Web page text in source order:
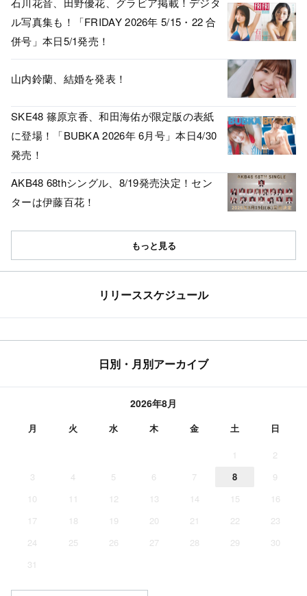
ル写真集も！「FRIDAY 2026年 5/15・22 合
併号」本日5/1発売！
山内鈴蘭、結婚を発表！
SKE48 篠原京香、和田海佑が限定版の表紙
に登場！「BUBKA 2026年 6月号」本日4/30
発売！
AKB48 68thシングル、8/19発売決定！セン
ターは伊藤百花！
もっと見る
リリーススケジュール
日別・月別アーカイブ
2026年8月
月 火 水 木 金 土 日
1
2
3
4 5 6 7 8
9
10
11 12 13 14 15
16
17
18 19 20 21 22
23
24
25 26 27 28 29
30
31